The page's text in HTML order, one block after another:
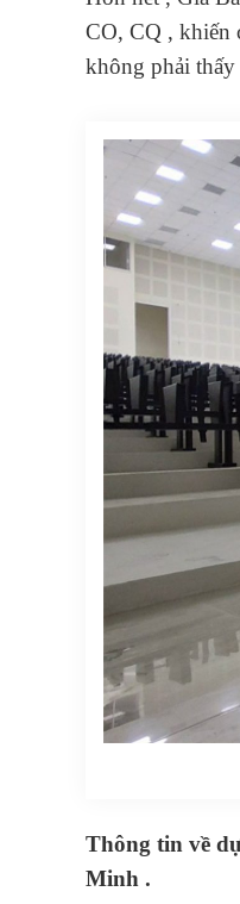
CO, CQ , khiến
không phải
Thông tin về
Minh .